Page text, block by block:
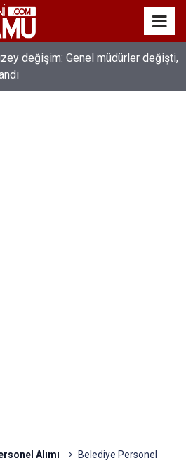
değişim: Genel müdürler değişti,
Kadınlar İçin Olay Teklif: Çalışma
Alımı
Belediye Personel